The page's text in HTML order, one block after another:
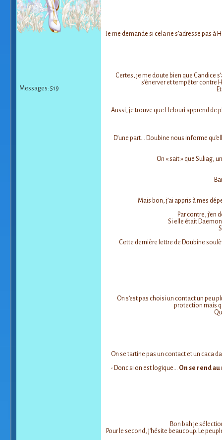
Messages: 519
Je me demande si cela ne s’adresse pas à
Certes, je me doute bien que Candice
s’énerver et tempêter contre
Aussi, je trouve que Helouri apprend de
D’une part… Doubine nous informe
On « sait » que Suliag,
Mais bon, j’ai appris à mes
Par contre, j’en
Si elle était
Cette dernière lettre de Doubine
On s’est pas choisi un contact un peu
protection mais
On se tartine pas un contact et un caca
- Donc si on est logique… On se rend
Bon bah je
Pour le second, j’hésite beaucoup. Le